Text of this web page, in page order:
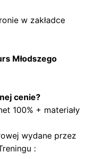
w zakładce
Młodszego
cenie?
100% + materiały
wydane przez
: